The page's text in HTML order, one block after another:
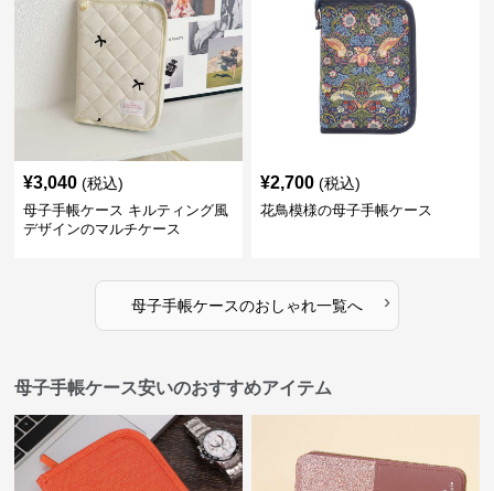
¥3,040 (税込)
母子手帳ケース キルティング風
デザインのマルチケース
¥2,700 (税込)
花鳥模様の母子手帳ケース
母子手帳ケースのおしゃれ一覧へ ›
母子手帳ケース安いのおすすめアイテム